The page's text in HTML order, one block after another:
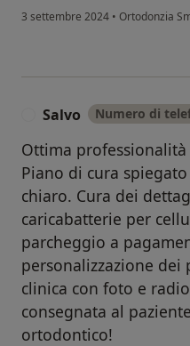
3 settembre 2024 • Ortodonzia
Salvo Numero di
Ottima
Piano di cura
chiaro. Cura dei
caricabatterie per
parcheggio a
personalizzazione dei
clinica con foto e
consegnata al
ortodontico!